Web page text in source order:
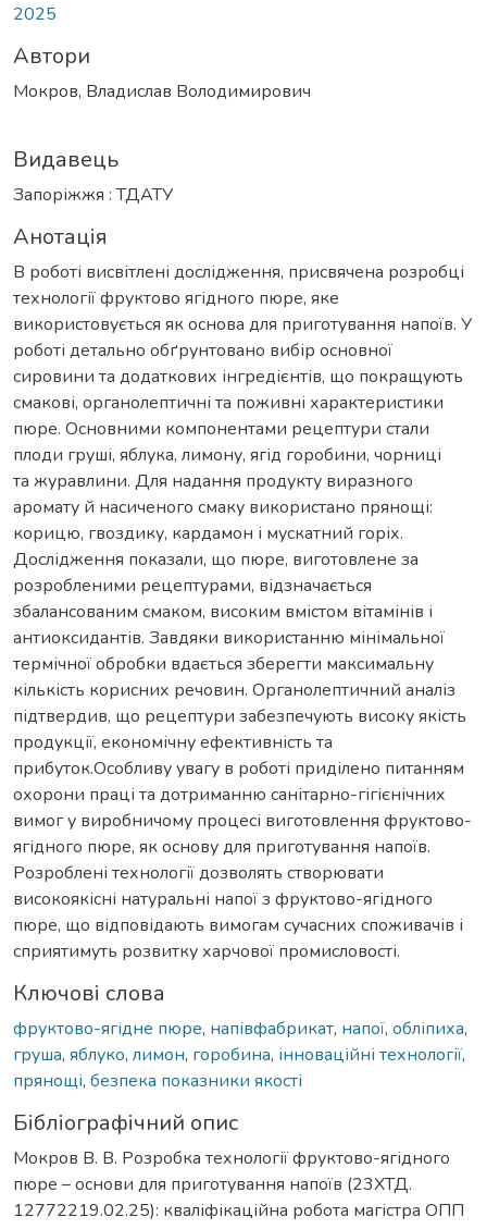
2025
Автори
Мокров, Владислав Володимирович
Видавець
Запоріжжя : ТДАТУ
Анотація
В роботі висвітлені дослідження, присвячена розробці
технології фруктово ягідного пюре, яке
використовується як основа для приготування напоїв. У
роботі детально обґрунтовано вибір основної
сировини та додаткових інгредієнтів, що покращують
смакові, органолептичні та поживні характеристики
пюре. Основними компонентами рецептури стали
плоди груші, яблука, лимону, ягід горобини, чорниці
та журавлини. Для надання продукту виразного
аромату й насиченого смаку використано прянощі:
корицю, гвоздику, кардамон і мускатний горіх.
Дослідження показали, що пюре, виготовлене за
розробленими рецептурами, відзначається
збалансованим смаком, високим вмістом вітамінів і
антиоксидантів. Завдяки використанню мінімальної
термічної обробки вдається зберегти максимальну
кількість корисних речовин. Органолептичний аналіз
підтвердив, що рецептури забезпечують високу якість
продукції, економічну ефективність та
прибуток.Особливу увагу в роботі приділено питанням
охорони праці та дотриманню санітарно-гігієнічних
вимог у виробничому процесі виготовлення фруктово-
ягідного пюре, як основу для приготування напоїв.
Розроблені технології дозволять створювати
високоякісні натуральні напої з фруктово-ягідного
пюре, що відповідають вимогам сучасних споживачів і
сприятимуть розвитку харчової промисловості.
Ключові слова
фруктово-ягідне пюре, напівфабрикат, напої, обліпиха,
груша, яблуко, лимон, горобина, інноваційні технології,
прянощі, безпека показники якості
Бібліографічний опис
Мокров В. В. Розробка технології фруктово-ягідного
пюре – основи для приготування напоїв (23ХТД.
12772219.02.25): кваліфікаційна робота магістра ОПП